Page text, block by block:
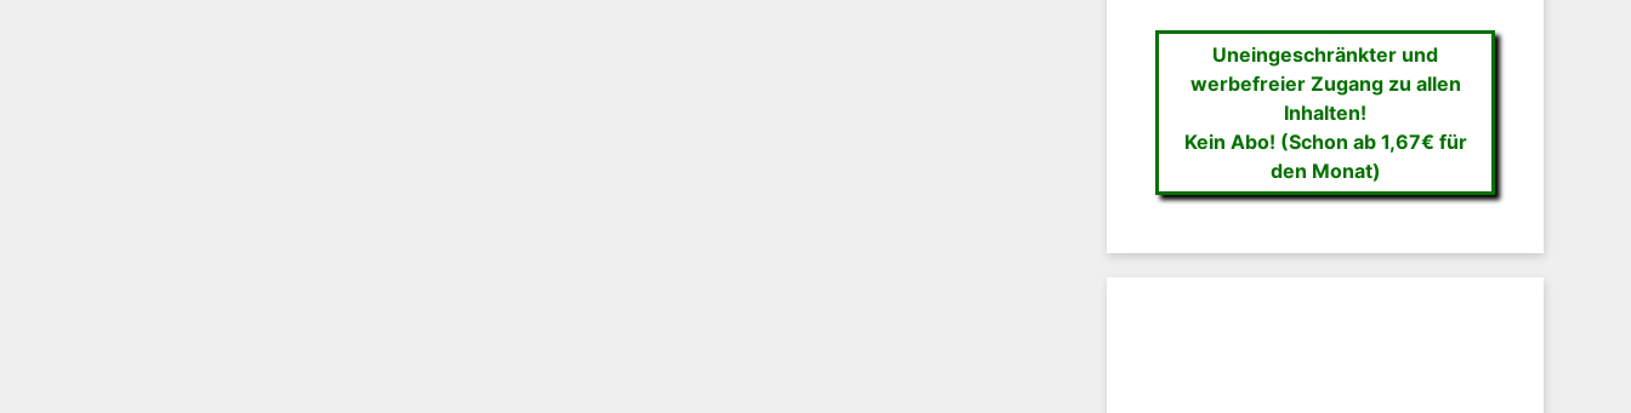
Uneingeschränkter und
werbefreier Zugang zu allen
Inhalten!
Kein Abo! (Schon ab 1,67€ für
den Monat)